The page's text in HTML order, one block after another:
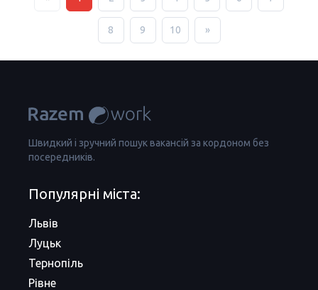
8 9 10 »
Швидкий і зручний пошук вакансій за кордоном без
посередників.
Популярні міста:
Львів
Луцьк
Тернопіль
Рівне